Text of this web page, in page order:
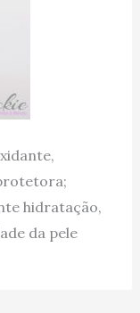
hidratação,
da pele